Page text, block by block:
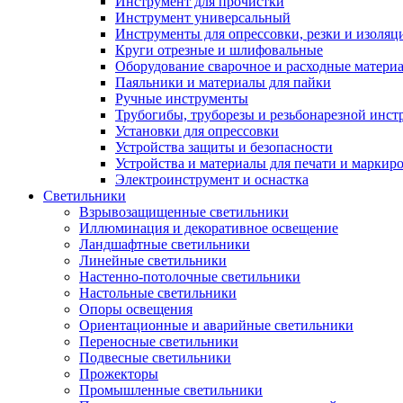
Инструмент универсальный
Инструменты для опрессовки, резки и
Круги отрезные и шлифовальные
Оборудование сварочное и расходные
Паяльники и материалы для пайки
Ручные инструменты
Трубогибы, труборезы и резьбонарезной
Установки для опрессовки
Устройства защиты и безопасности
Устройства и материалы для печати и
Электроинструмент и оснастка
Светильники
Взрывозащищенные светильники
Иллюминация и декоративное освещение
Ландшафтные светильники
Линейные светильники
Настенно-потолочные светильники
Настольные светильники
Опоры освещения
Ориентационные и аварийные светильники
Переносные светильники
Подвесные светильники
Прожекторы
Промышленные светильники